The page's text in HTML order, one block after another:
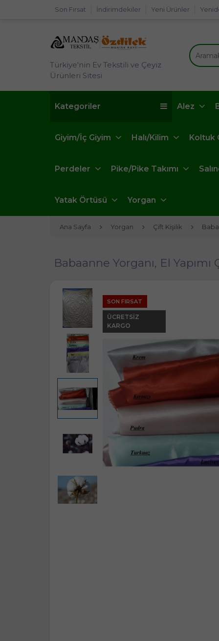
Son Fırsat İndirimdekiler Yeni Ürünler
Türkiye'nin Ev Tekstili ve Çeyiz
Ürünleri Sitesi
Kategoriler Alez
Giyim/İç Giyim Halı/Kilim Koltuk
Perdeler Pike/Pike Takımı
Yatak Örtüsü Yorgan
Ana Sayfa Yorgan Çift Kişilik
Babaanne Yorganı, El
SON FIRSAT
ÜCRETSIZ
KARGO